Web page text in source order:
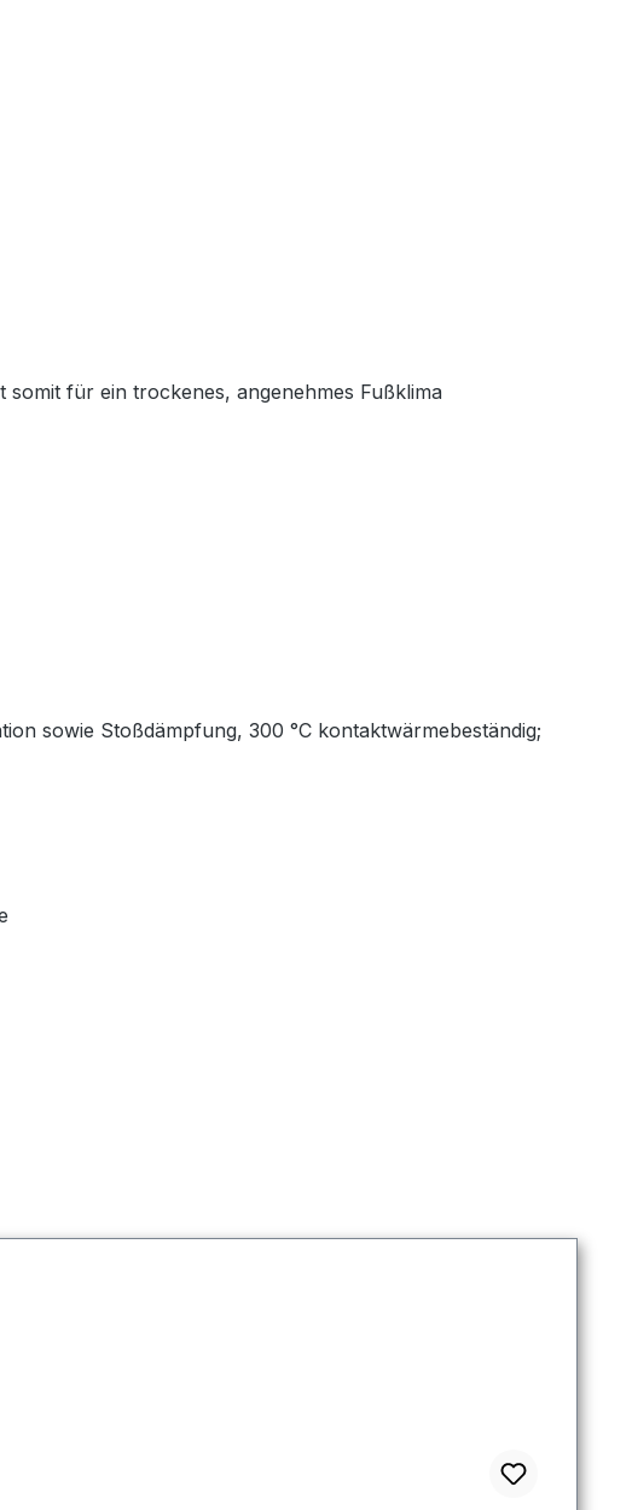
für ein trockenes, angenehmes Fußklima
sowie Stoßdämpfung, 300 °C kontaktwärmebeständig;